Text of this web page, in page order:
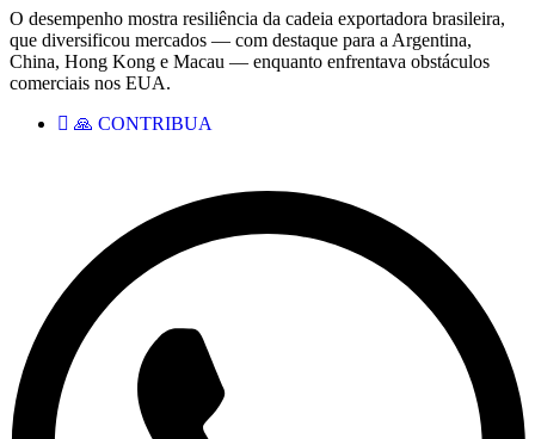
O desempenho mostra resiliência da cadeia exportadora brasileira,
que diversificou mercados — com destaque para a Argentina,
China, Hong Kong e Macau — enquanto enfrentava obstáculos
comerciais nos EUA.
🙏 CONTRIBUA